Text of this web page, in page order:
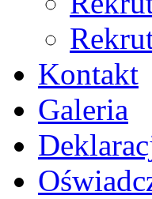
Kontakt
Galeria